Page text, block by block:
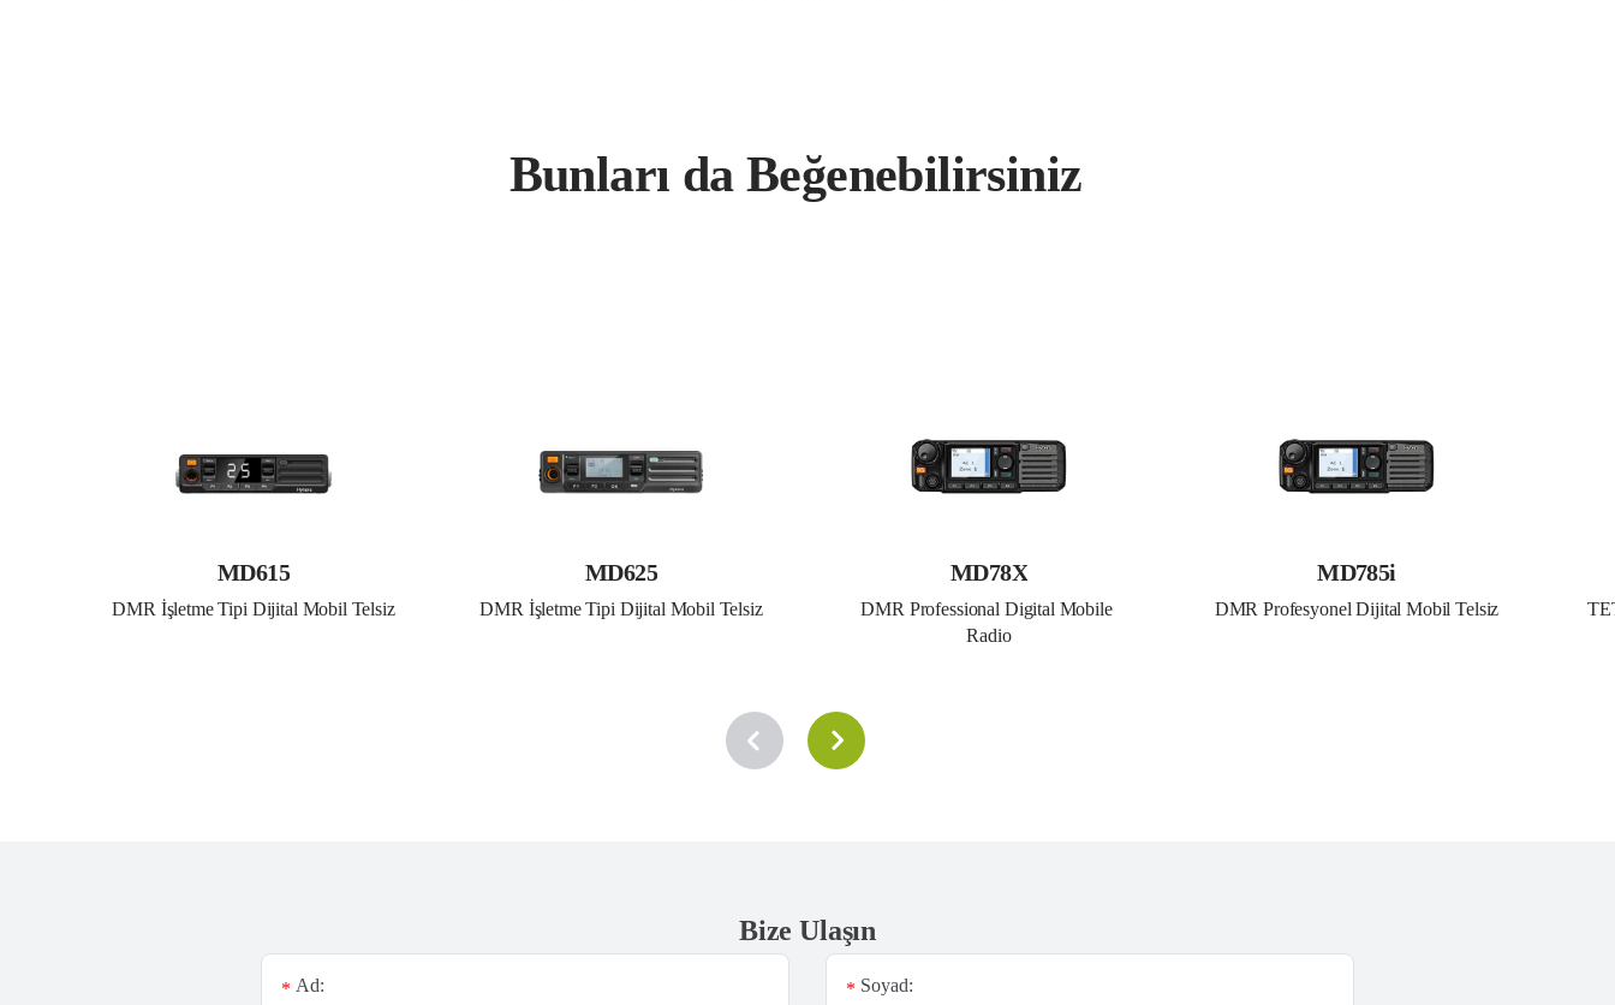
Bunları da Beğenebilirsiniz
MD615
DMR İşletme Tipi Dijital Mobil Telsiz
MD625
DMR İşletme Tipi Dijital Mobil Telsiz
MD78X
DMR Professional Digital Mobile
Radio
MD785i
DMR Profesyonel Dijital Mobil Telsiz
Bize Ulaşın
Ad:
* Soyad:
*